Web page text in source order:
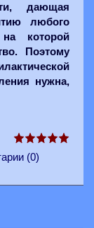
дающая
любого
которой
Поэтому
нужна,
(0)